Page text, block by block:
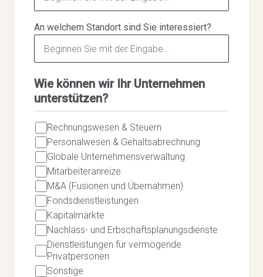
An welchem Standort sind Sie interessiert?
Wie können wir Ihr Unternehmen
unterstützen?
Rechnungswesen & Steuern
Personalwesen & Gehaltsabrechnung
Globale Unternehmensverwaltung
Mitarbeiteranreize
M&A (Fusionen und Übernahmen)
Fondsdienstleistungen
Kapitalmärkte
Nachlass- und Erbschaftsplanungsdienste
Dienstleistungen für vermögende
Privatpersonen
Sonstige